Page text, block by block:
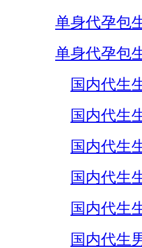
单身代孕包
单身代孕包
国内代生
国内代生
国内代生
国内代生
国内代生
国内代生